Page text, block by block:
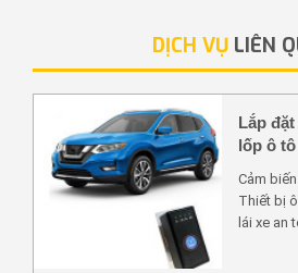
DỊCH VỤLIÊN
Lắp
lốp ô
thông
an toàn
Cảm
Thiết bị
lái xe an
tình
có